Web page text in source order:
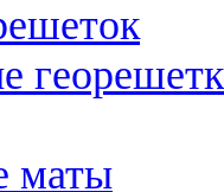
маты